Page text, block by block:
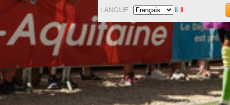
LANGUE